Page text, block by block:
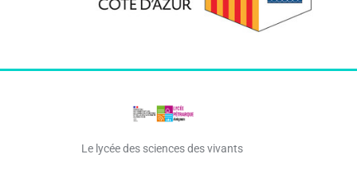
Le lycée des sciences des vivants